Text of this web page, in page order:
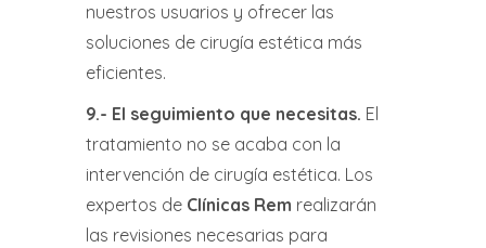
nuestros usuarios y ofrecer las
soluciones de cirugía estética más
eficientes.
9.- El seguimiento que necesitas. El
tratamiento no se acaba con la
intervención de cirugía estética. Los
expertos de Clínicas Rem realizarán
las revisiones necesarias para